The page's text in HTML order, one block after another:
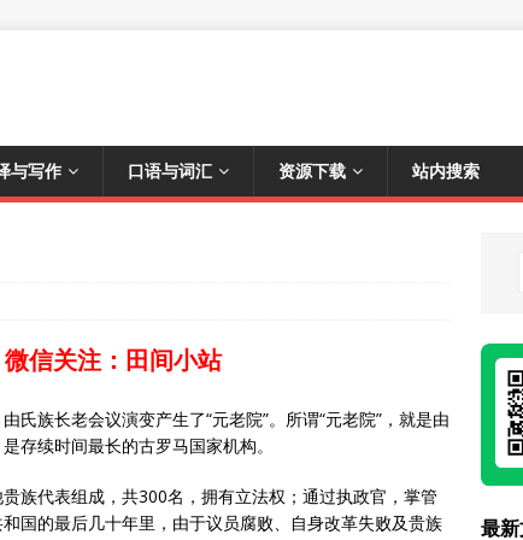
与写作 口语与词汇 资源下载 站内搜索
信关注：田间小站
氏族长老会议演变产生了“元老院”。所谓“元老院”，就是由
存续时间最长的古罗马国家机构。
族代表组成，共300名，拥有立法权；通过执政官，掌管
国的最后几十年里，由于议员腐败、自身改革失败及贵族
最